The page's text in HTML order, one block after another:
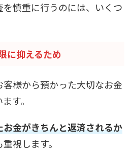
慎重に行うのには、いくつ
に抑えるため
様から預かった大切なお金
す。
お金がきちんと返済されるか
視します。